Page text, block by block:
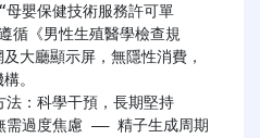
嬰保健技術服務許可單
循《男性生殖醫學檢查規
大廳顯示屏，無隱性消費，
。